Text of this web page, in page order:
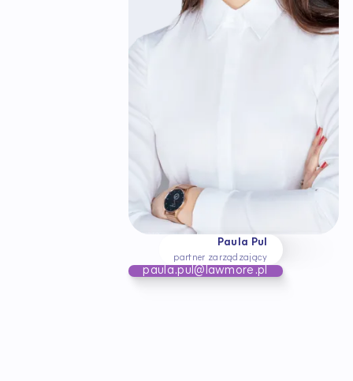
Paula Pul
partner zarządzający
paula.pul@lawmore.pl